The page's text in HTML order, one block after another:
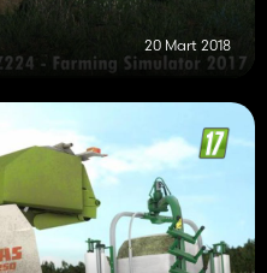
20 Mart 2018